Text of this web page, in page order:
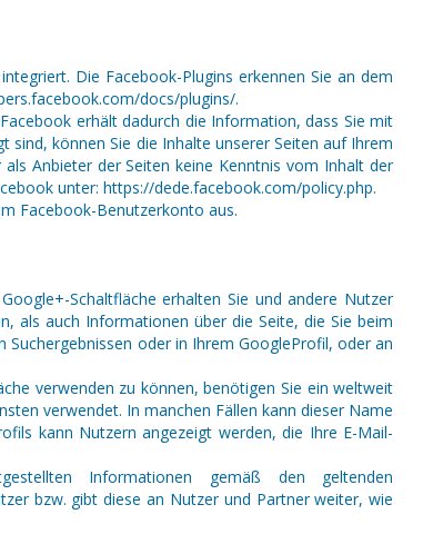
Die Facebook-Plugins erkennen Sie an dem
docs/plugins/.
erhält dadurch die Information, dass Sie mit
sind, können Sie die Inhalte unserer Seiten auf Ihrem
Anbieter der Seiten keine Kenntnis vom Inhalt der
unter: https://dede.facebook.com/policy.php.
Facebook-Benutzerkonto aus.
Schaltfläche erhalten Sie und andere Nutzer
als auch Informationen über die Seite, die Sie beim
oder in Ihrem GoogleProfil, oder an
verwenden zu können, benötigen Sie ein weltweit
verwendet. In manchen Fällen kann dieser Name
kann Nutzern angezeigt werden, die Ihre E-Mail-
Informationen gemäß den geltenden
bzw. gibt diese an Nutzer und Partner weiter, wie